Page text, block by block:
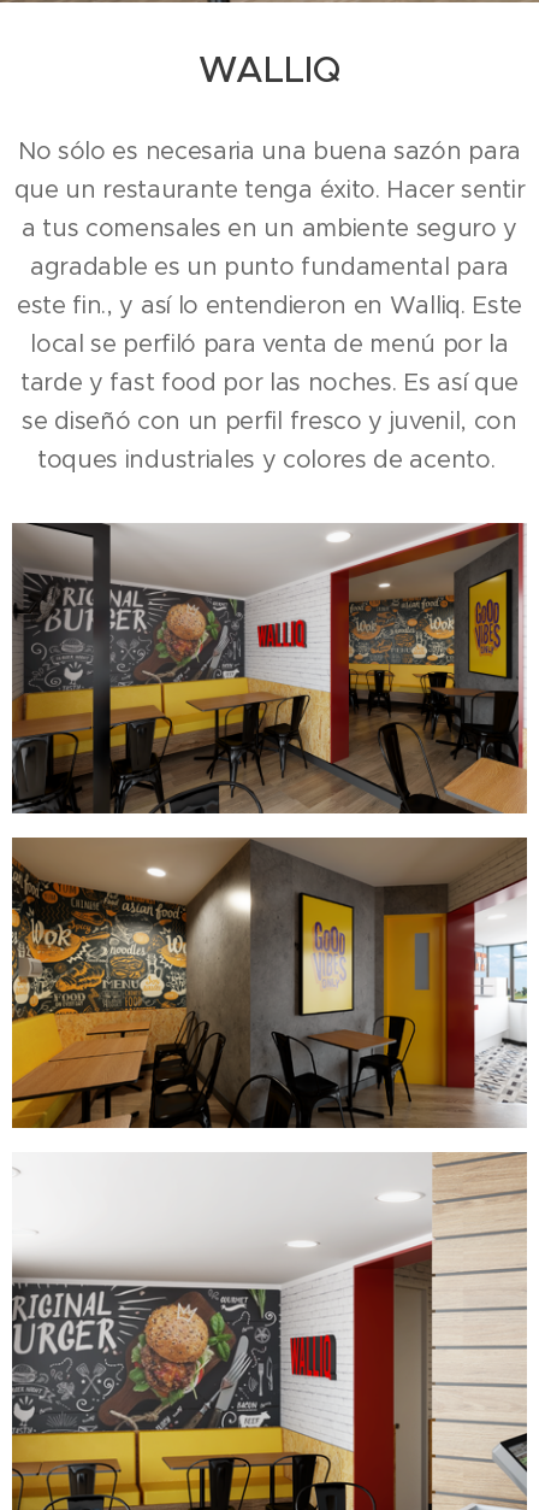
WALLIQ
No sólo es necesaria una buena sazón para
que un restaurante tenga éxito. Hacer sentir
a tus comensales en un ambiente seguro y
agradable es un punto fundamental para
este fin., y así lo entendieron en Walliq. Este
local se perfiló para venta de menú por la
tarde y fast food por las noches. Es así que
se diseñó con un perfil fresco y juvenil, con
toques industriales y colores de acento.